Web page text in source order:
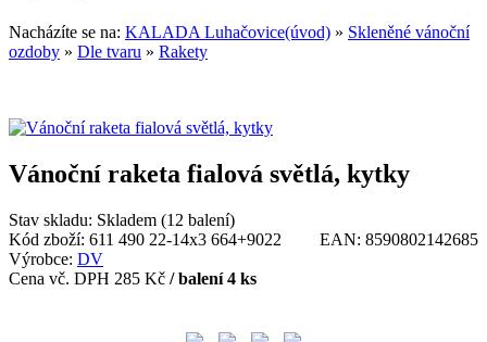
Nacházíte se na: KALADA Luhačovice(úvod) » Skleněné vánoční
ozdoby » Dle tvaru » Rakety
Vánoční raketa fialová světlá, kytky
Stav skladu: Skladem (12 balení)
Kód zboží: 611 490 22-14x3 664+9022 EAN: 8590802142685
Výrobce: DV
Cena vč. DPH 285 Kč / balení 4 ks